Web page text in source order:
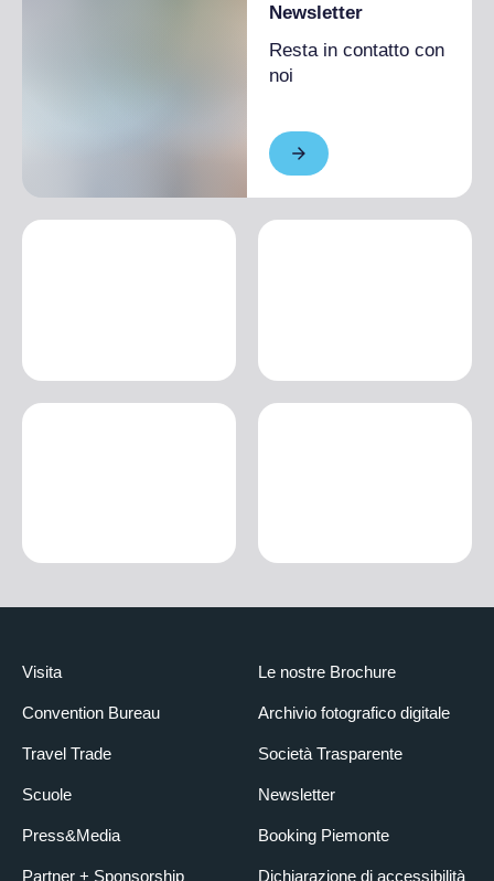
Newsletter
Resta in contatto con
noi
Visita
Convention Bureau
Travel Trade
Scuole
Press&Media
Partner + Sponsorship
Le nostre Brochure
Archivio fotografico digitale
Società Trasparente
Newsletter
Booking Piemonte
Dichiarazione di accessibilità